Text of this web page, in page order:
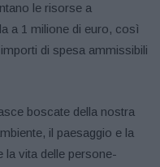
le risorse a
a 1 milione di euro, così
di spesa ammissibili
boscate della nostra
il paesaggio e la
vita delle persone-